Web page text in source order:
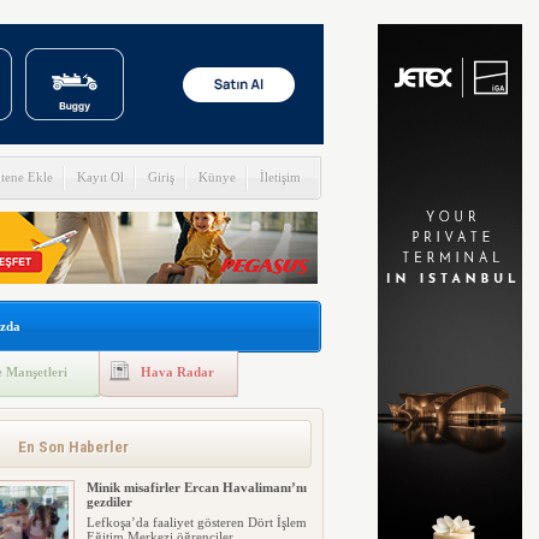
Ekle Kayıt Ol Giriş Künye İletişim
Manşetleri Hava Radar
En Son Haberler
Minik misafirler Ercan Havalimanı’nı
gezdiler
Lefkoşa’da faaliyet gösteren Dört İşlem